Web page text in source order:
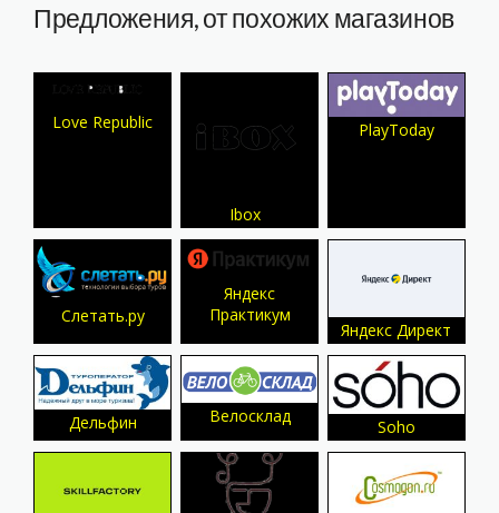
Предложения, от похожих магазинов
Love Republic
Ibox
PlayToday
Слетать.ру
Яндекс
Практикум
Яндекс Директ
Дельфин Велосклад Soho